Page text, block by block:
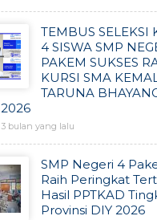
TEMBUS SELEKSI
4 SISWA SMP
PAKEM SUKSES
KURSI SMA
TARUNA
2026
3 bulan yang lalu
SMP Negeri 4
Raih Peringkat
Hasil PPTKAD
Provinsi DIY 2026